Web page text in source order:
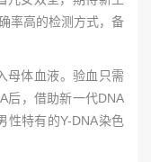
率高的检测方式，备
体血液。验血只需
后，借助新一代DNA
性特有的Y-DNA染色